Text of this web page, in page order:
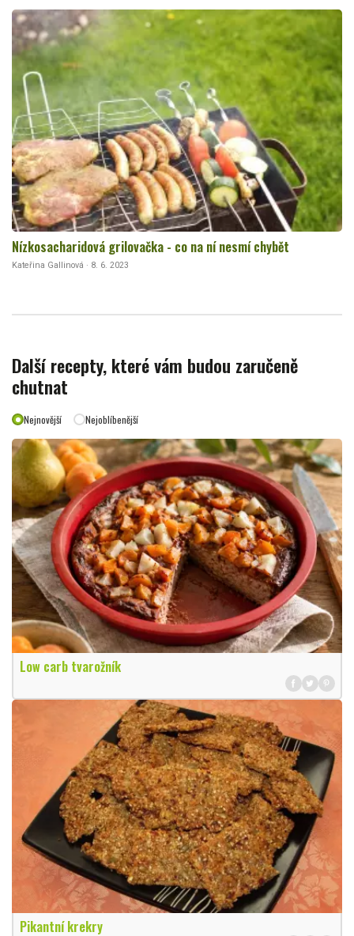
Nízkosacharidová grilovačka - co na ní nesmí chybět
Kateřina Gallinová · 8. 6. 2023
Další recepty, které vám budou zaručeně
chutnat
Nejnovější Nejoblíbenější
Low carb tvarožník
Pikantní krekry